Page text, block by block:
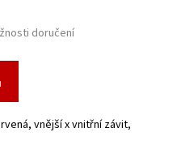
doručení
vnější x vnitřní závit,